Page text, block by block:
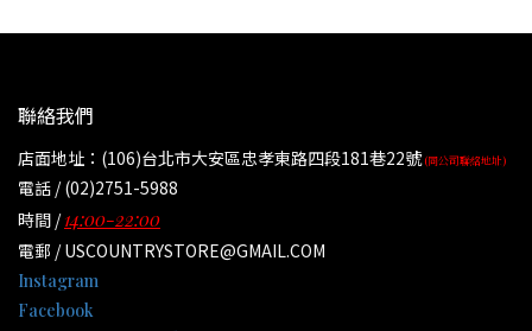
聯絡我們
店面地址：(106)台北市大安區忠孝東路四段181巷22號(同公司聯絡地址)
電話 / (02)2751-5988
時間 /14:00-22:00
電郵 / USCOUNTRYSTORE@GMAIL.COM
Instagram
Facebook